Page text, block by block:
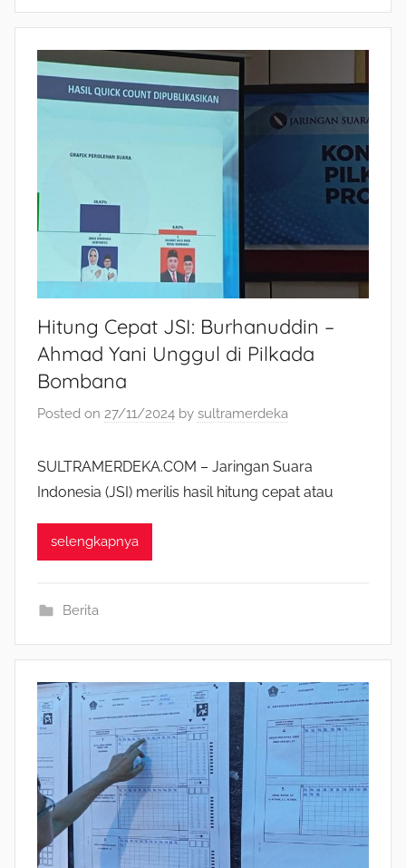
Hitung Cepat JSI: Burhanuddin –
Ahmad Yani Unggul di Pilkada
Bombana
Posted on 27/11/2024 by sultramerdeka
SULTRAMERDEKA.COM – Jaringan Suara
Indonesia (JSI) merilis hasil hitung cepat atau
selengkapnya
Berita